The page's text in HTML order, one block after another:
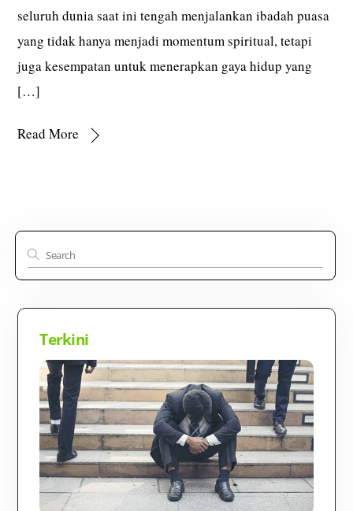
seluruh dunia saat ini tengah menjalankan ibadah puasa
yang tidak hanya menjadi momentum spiritual, tetapi
juga kesempatan untuk menerapkan gaya hidup yang
[…]
Read More
Terkini